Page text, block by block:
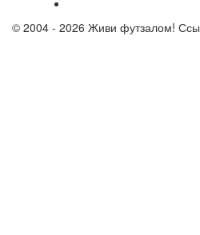
© 2004 - 2026 Живи футзалом!